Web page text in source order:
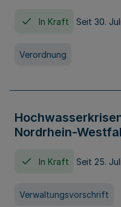
In Kraft Seit 30.
Verordnung
Nordrhein-
In Kraft Seit 25.
Verwaltungsvorschrift